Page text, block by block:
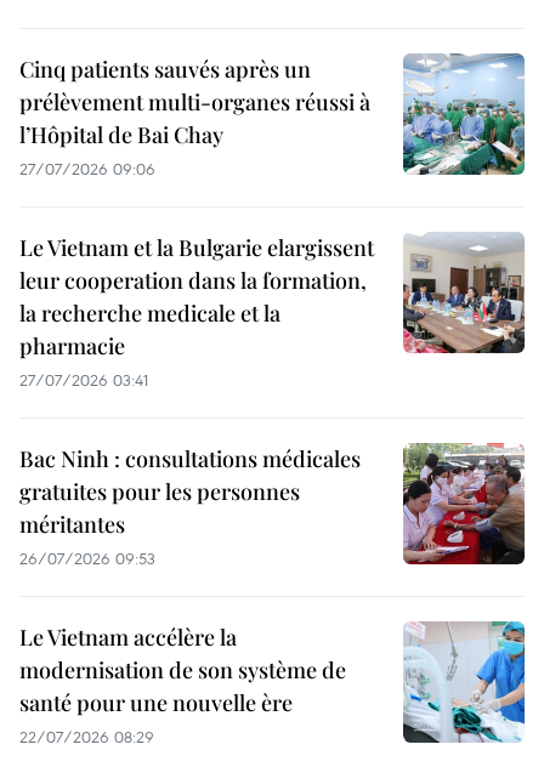
Cinq patients sauvés après un
prélèvement multi-organes réussi à
l’Hôpital de Bai Chay
27/07/2026 09:06
Le Vietnam et la Bulgarie elargissent
leur cooperation dans la formation,
la recherche medicale et la
pharmacie
27/07/2026 03:41
Bac Ninh : consultations médicales
gratuites pour les personnes
méritantes
26/07/2026 09:53
Le Vietnam accélère la
modernisation de son système de
santé pour une nouvelle ère
22/07/2026 08:29